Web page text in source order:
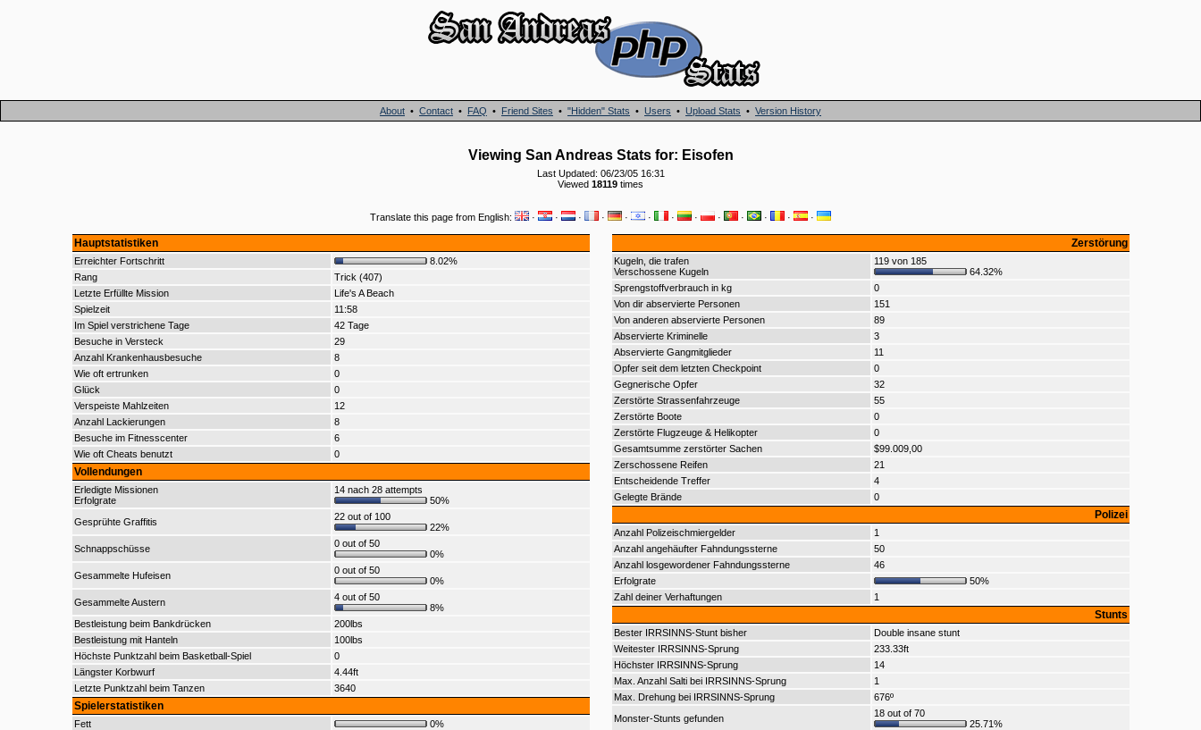
About • Contact • FAQ • Friend Sites • "Hidden" Stats • Users • Upload Stats • Version History
Viewing San Andreas Stats for: Eisofen
Last Updated: 06/23/05 16:31
Viewed 18119 times
Translate this page from English: · · · · · · · · · · · · ·
Hauptstatistiken
Erreichter Fortschritt
8.02%
Rang
Trick (407)
Letzte Erfüllte Mission
Life's A Beach
Spielzeit
11:58
Im Spiel verstrichene Tage
42 Tage
Besuche in Versteck
29
Anzahl Krankenhausbesuche
8
Wie oft ertrunken
0
Glück
0
Verspeiste Mahlzeiten
12
Anzahl Lackierungen
8
Besuche im Fitnesscenter
6
Wie oft Cheats benutzt
0
Vollendungen
Erledigte Missionen
Erfolgrate
14 nach 28 attempts
50%
Gesprühte Graffitis
22 out of 100
22%
Schnappschüsse
0 out of 50
0%
Gesammelte Hufeisen
0 out of 50
0%
Gesammelte Austern
4 out of 50
8%
Bestleistung beim Bankdrücken
200lbs
Bestleistung mit Hanteln
100lbs
Höchste Punktzahl beim Basketball-Spiel
0
Längster Korbwurf
4.44ft
Letzte Punktzahl beim Tanzen
3640
Spielerstatistiken
Fett
0%
Zerstörung
Kugeln, die trafen
Verschossene Kugeln
119 von 185
64.32%
Sprengstoffverbrauch in kg
0
Von dir abservierte Personen
151
Von anderen abservierte Personen
89
Abservierte Kriminelle
3
Abservierte Gangmitglieder
11
Opfer seit dem letzten Checkpoint
0
Gegnerische Opfer
32
Zerstörte Strassenfahrzeuge
55
Zerstörte Boote
0
Zerstörte Flugzeuge & Helikopter
0
Gesamtsumme zerstörter Sachen
$99.009,00
Zerschossene Reifen
21
Entscheidende Treffer
4
Gelegte Brände
0
Polizei
Anzahl Polizeischmiergelder
1
Anzahl angehäufter Fahndungssterne
50
Anzahl losgewordener Fahndungssterne
46
Erfolgrate
50%
Zahl deiner Verhaftungen
1
Stunts
Bester IRRSINNS-Stunt bisher
Double insane stunt
Weitester IRRSINNS-Sprung
233.33ft
Höchster IRRSINNS-Sprung
14
Max. Anzahl Salti bei IRRSINNS-Sprung
1
Max. Drehung bei IRRSINNS-Sprung
676º
Monster-Stunts gefunden
18 out of 70
25.71%